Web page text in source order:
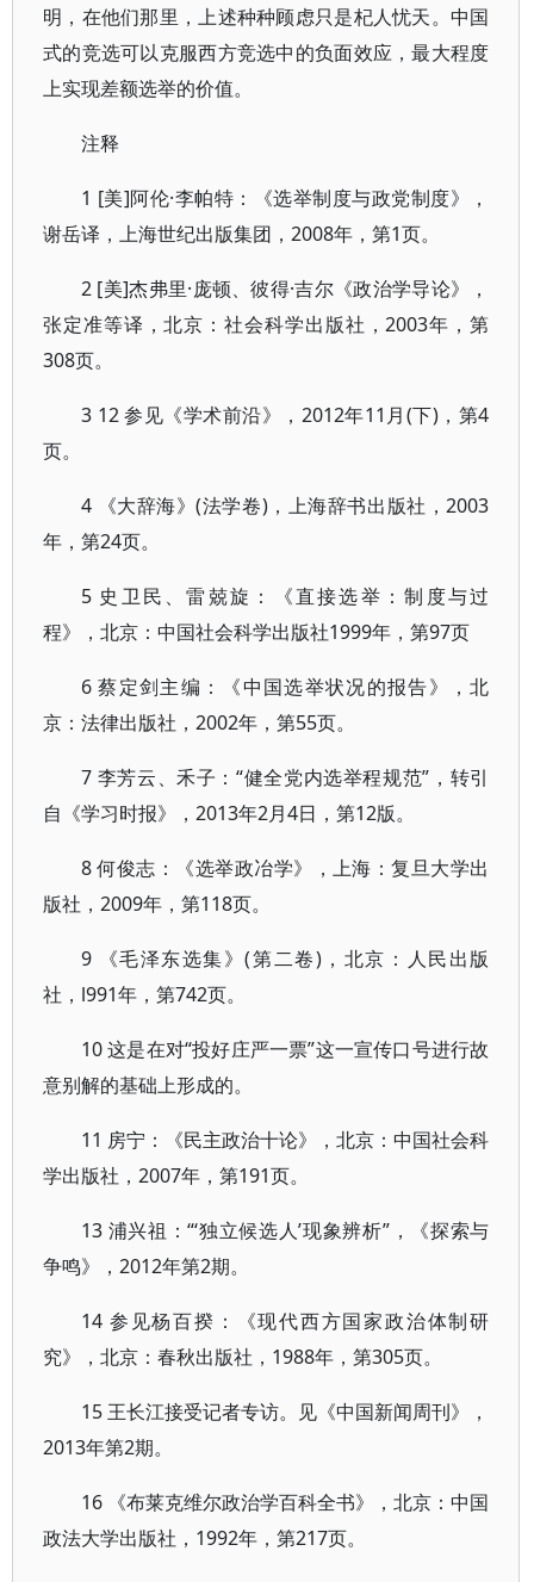
明，在他们那里，上述种种顾虑只是杞人忧天。中国
式的竞选可以克服西方竞选中的负面效应，最大程度
上实现差额选举的价值。
注释
1 [美]阿伦·李帕特：《选举制度与政党制度》，
谢岳译，上海世纪出版集团，2008年，第1页。
2 [美]杰弗里·庞顿、彼得·吉尔《政治学导论》，
张定准等译，北京：社会科学出版社，2003年，第
308页。
3 12 参见《学术前沿》，2012年11月(下)，第4
页。
4 《大辞海》(法学卷)，上海辞书出版社，2003
年，第24页。
5 史卫民、雷兢旋：《直接选举：制度与过
程》，北京：中国社会科学出版社1999年，第97页
6 蔡定剑主编：《中国选举状况的报告》，北
京：法律出版社，2002年，第55页。
7 李芳云、禾子：“健全党内选举程规范”，转引
自《学习时报》，2013年2月4日，第12版。
8 何俊志：《选举政冶学》，上海：复旦大学出
版社，2009年，第118页。
9 《毛泽东选集》(第二卷)，北京：人民出版
社，l991年，第742页。
10 这是在对“投好庄严一票”这一宣传口号进行故
意别解的基础上形成的。
11 房宁：《民主政治十论》，北京：中国社会科
学出版社，2007年，第191页。
13 浦兴祖：“‘独立候选人’现象辨析”，《探索与
争鸣》，2012年第2期。
14 参见杨百揆：《现代西方国家政治体制研
究》，北京：春秋出版社，1988年，第305页。
15 王长江接受记者专访。见《中国新闻周刊》，
2013年第2期。
16 《布莱克维尔政治学百科全书》，北京：中国
政法大学出版社，1992年，第217页。